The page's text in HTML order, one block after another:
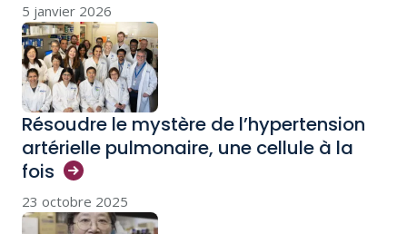
5 janvier 2026
Résoudre le mystère de l’hypertension
artérielle pulmonaire, une cellule à la
fois
23 octobre 2025